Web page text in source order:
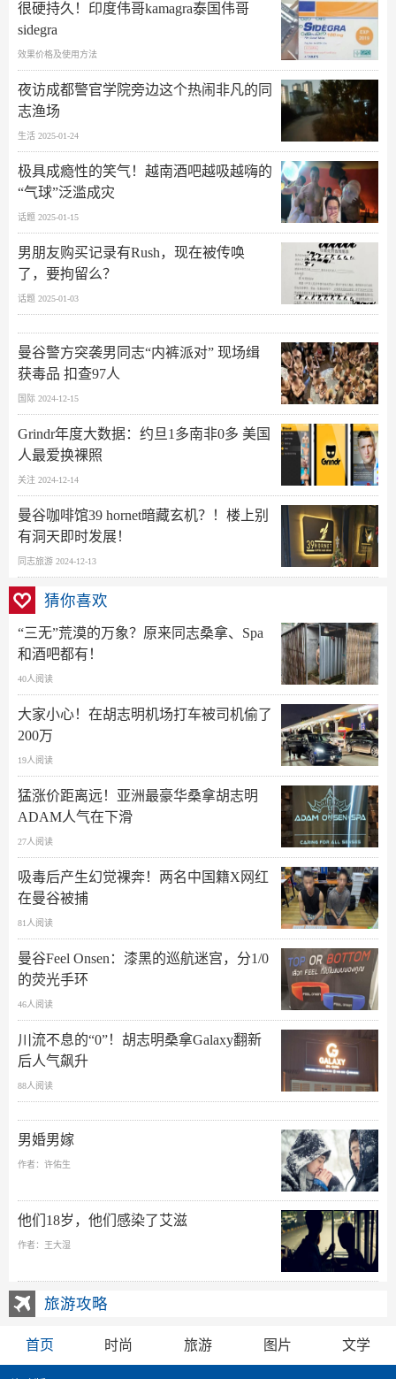
很硬持久！印度伟哥kamagra泰国伟哥
sidegra
效果价格及使用方法
夜访成都警官学院旁边这个热闹非凡的同
志渔场
生活 2025-01-24
极具成瘾性的笑气！越南酒吧越吸越嗨的
“气球”泛滥成灾
话题 2025-01-15
男朋友购买记录有Rush，现在被传唤
了，要拘留么？
话题 2025-01-03
曼谷警方突袭男同志“内裤派对” 现场缉
获毒品 扣查97人
国际 2024-12-15
Grindr年度大数据：约旦1多南非0多 美国
人最爱换裸照
关注 2024-12-14
曼谷咖啡馆39 hornet暗藏玄机？！楼上别
有洞天即时发展！
同志旅游 2024-12-13
猜你喜欢
“三无”荒漠的万象？原来同志桑拿、Spa
和酒吧都有！
40人阅读
大家小心！在胡志明机场打车被司机偷了
200万
19人阅读
猛涨价距离远！亚洲最豪华桑拿胡志明
ADAM人气在下滑
27人阅读
吸毒后产生幻觉裸奔！两名中国籍X网红
在曼谷被捕
81人阅读
曼谷Feel Onsen：漆黑的巡航迷宫，分1/0
的荧光手环
46人阅读
川流不息的“0”！胡志明桑拿Galaxy翻新
后人气飙升
88人阅读
男婚男嫁
作者：许佑生
他们18岁，他们感染了艾滋
作者：王大湿
旅游攻略
首页 时尚 旅游 图片 文学